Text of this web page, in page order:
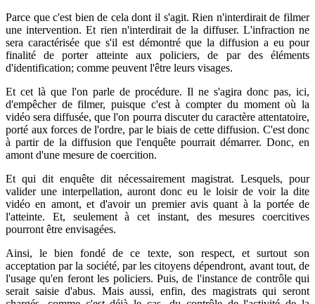
Parce que c'est bien de cela dont il s'agit. Rien n'interdirait de filmer
une intervention. Et rien n'interdirait de la diffuser. L'infraction ne
sera caractérisée que s'il est démontré que la diffusion a eu pour
finalité de porter atteinte aux policiers, de par des éléments
d'identification; comme peuvent l'être leurs visages.
Et cet là que l'on parle de procédure. Il ne s'agira donc pas, ici,
d'empêcher de filmer, puisque c'est à compter du moment où la
vidéo sera diffusée, que l'on pourra discuter du caractère attentatoire,
porté aux forces de l'ordre, par le biais de cette diffusion. C'est donc
à partir de la diffusion que l'enquête pourrait démarrer. Donc, en
amont d'une mesure de coercition.
Et qui dit enquête dit nécessairement magistrat. Lesquels, pour
valider une interpellation, auront donc eu le loisir de voir la dite
vidéo en amont, et d'avoir un premier avis quant à la portée de
l'atteinte. Et, seulement à cet instant, des mesures coercitives
pourront être envisagées.
Ainsi, le bien fondé de ce texte, son respect, et surtout son
acceptation par la société, par les citoyens dépendront, avant tout, de
l'usage qu'en feront les policiers. Puis, de l'instance de contrôle qui
serait saisie d'abus. Mais aussi, enfin, des magistrats qui seront